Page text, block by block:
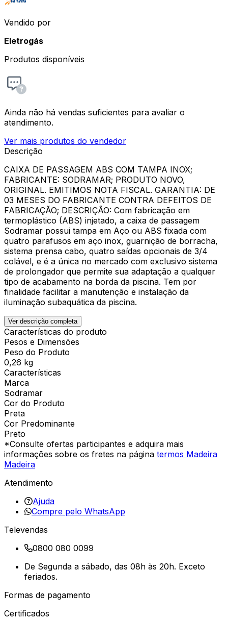
Vendido por
Eletrogás
Produtos disponíveis
Ainda não há vendas suficientes para avaliar o
atendimento.
Ver mais produtos do vendedor
Descrição
CAIXA DE PASSAGEM ABS COM TAMPA INOX;
FABRICANTE: SODRAMAR; PRODUTO NOVO,
ORIGINAL. EMITIMOS NOTA FISCAL. GARANTIA: DE
03 MESES DO FABRICANTE CONTRA DEFEITOS DE
FABRICAÇÃO; DESCRIÇÃO: Com fabricação em
termoplástico (ABS) injetado, a caixa de passagem
Sodramar possui tampa em Aço ou ABS fixada com
quatro parafusos em aço inox, guarnição de borracha,
sistema prensa cabo, quatro saídas opcionais de 3/4
colável, e é a única no mercado com exclusivo sistema
de prolongador que permite sua adaptação a qualquer
tipo de acabamento na borda da piscina. Tem por
finalidade facilitar a manutenção e instalação da
iluminação subaquática da piscina.
Ver descrição completa
Características do produto
Pesos e Dimensões
Peso do Produto
0,26 kg
Características
Marca
Sodramar
Cor do Produto
Preta
Cor Predominante
Preto
*Consulte ofertas participantes e adquira mais
informações sobre os fretes na página termos Madeira
Madeira
Atendimento
Ajuda
Compre pelo WhatsApp
Televendas
0800 080 0099
De Segunda a sábado, das 08h às 20h. Exceto
feriados.
Formas de pagamento
Certificados